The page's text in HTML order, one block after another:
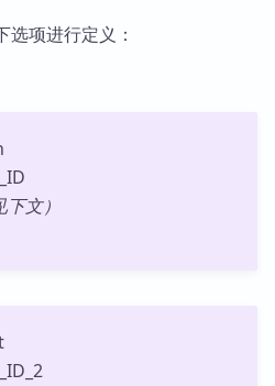
项进行定义：
文）